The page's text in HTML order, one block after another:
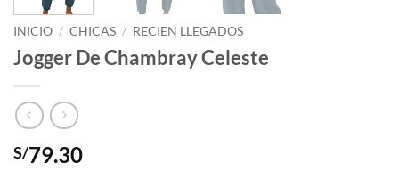
INICIO / CHICAS / RECIEN LLEGADOS
Jogger De Chambray Celeste
S/79.30